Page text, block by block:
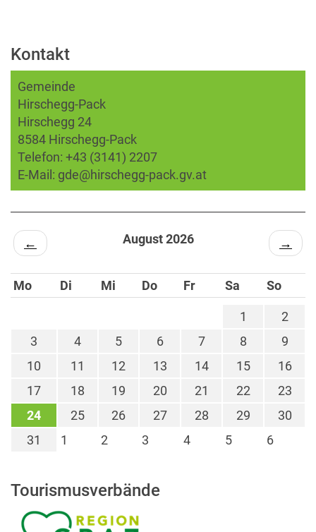
Kontakt
Gemeinde
Hirschegg-Pack
Hirschegg 24
8584 Hirschegg-Pack
Telefon: +43 (3141) 2207
E-Mail: gde@hirschegg-pack.gv.at
← August 2026 →
Mo Di Mi Do Fr Sa So
1
2
3
4 5 6 7 8
9
10
11 12 13 14 15
16
17
18 19 20 21 22
23
24
25 26 27 28 29
30
31
1 2 3 4 5 6
Tourismusverbände